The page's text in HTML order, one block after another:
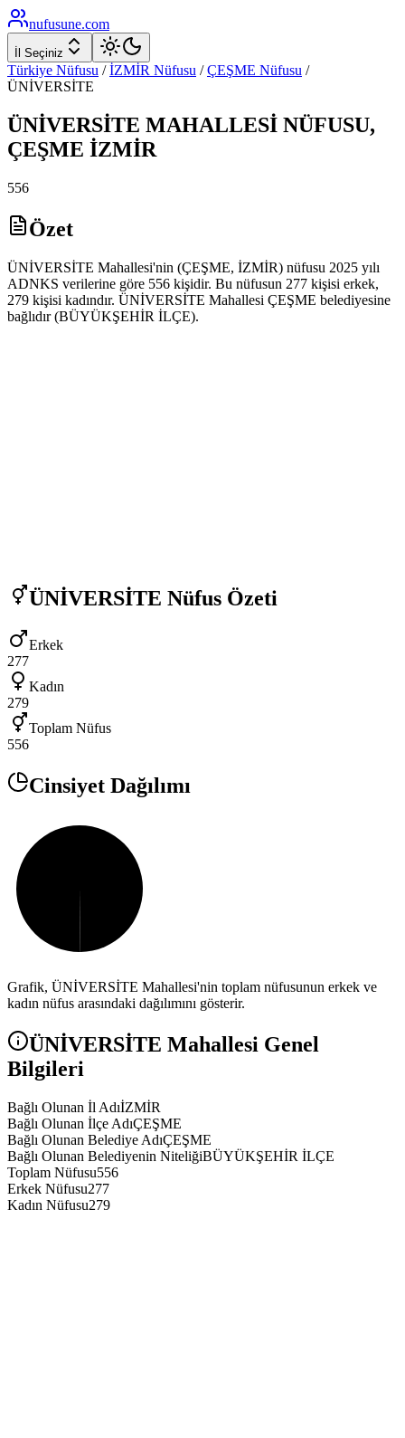
nufusune.com
İl Seçiniz
Türkiye Nüfusu / İZMİR Nüfusu / ÇEŞME Nüfusu /
ÜNİVERSİTE
ÜNİVERSİTE MAHALLESİ NÜFUSU,
ÇEŞME İZMİR
556
Özet
ÜNİVERSİTE Mahallesi'nin (ÇEŞME, İZMİR) nüfusu 2025 yılı
ADNKS verilerine göre 556 kişidir. Bu nüfusun 277 kişisi erkek,
279 kişisi kadındır. ÜNİVERSİTE Mahallesi ÇEŞME belediyesine
bağlıdır (BÜYÜKŞEHİR İLÇE).
ÜNİVERSİTE Nüfus Özeti
Erkek
277
Kadın
279
Toplam Nüfus
556
Cinsiyet Dağılımı
Grafik, ÜNİVERSİTE Mahallesi'nin toplam nüfusunun erkek ve
kadın nüfus arasındaki dağılımını gösterir.
ÜNİVERSİTE Mahallesi Genel
Bilgileri
Bağlı Olunan İl AdıİZMİR
Bağlı Olunan İlçe AdıÇEŞME
Bağlı Olunan Belediye AdıÇEŞME
Bağlı Olunan Belediyenin NiteliğiBÜYÜKŞEHİR İLÇE
Toplam Nüfusu556
Erkek Nüfusu277
Kadın Nüfusu279